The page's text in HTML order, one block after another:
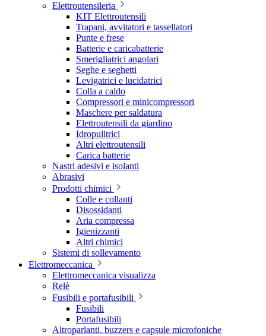
Elettroutensileria
KIT Elettroutensili
Trapani, avvitatori e tassellatori
Punte e frese
Batterie e caricabatterie
Smerigliatrici angolari
Seghe e seghetti
Levigatrici e lucidatrici
Colla a caldo
Compressori e minicompressori
Maschere per saldatura
Elettroutensili da giardino
Idropulitrici
Altri elettroutensili
Carica batterie
Nastri adesivi e isolanti
Abrasivi
Prodotti chimici
Colle e collanti
Disossidanti
Aria compressa
Igienizzanti
Altri chimici
Sistemi di sollevamento
Elettromeccanica
Elettromeccanica visualizza
Relè
Fusibili e portafusibili
Fusibili
Portafusibili
Altroparlanti, buzzers e capsule microfoniche